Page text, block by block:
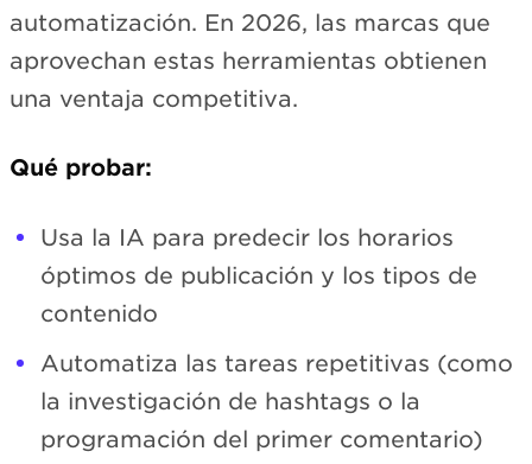
automatización. En 2026, las marcas que
aprovechan estas herramientas obtienen
una ventaja competitiva.
Qué probar:
Usa la IA para predecir los horarios
óptimos de publicación y los tipos de
contenido
Automatiza las tareas repetitivas (como
la investigación de hashtags o la
programación del primer comentario)